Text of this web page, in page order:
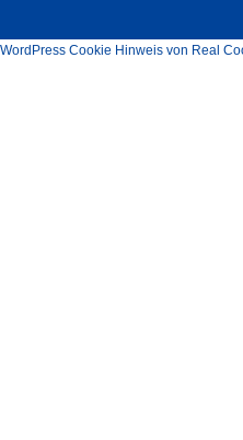
WordPress Cookie Hinweis von Real